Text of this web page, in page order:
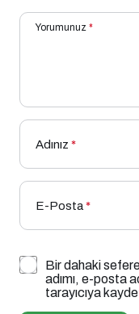
Yorumunuz *
Adınız *
E-Posta*
Bir dahaki
adımı, e-posta
tarayıcıya